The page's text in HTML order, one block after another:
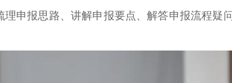
申报思路、讲解申报要点、解答申报流程疑